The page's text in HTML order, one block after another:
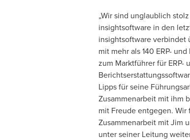
„Wir sind unglaublich
insightsoftware in den
insightsoftware
mit mehr als 140 ERP-
zum Marktführer für ERP-
Lippsfür seine
Zusammenarbeit mit ihm
mit Freude entgegen. Wir
Zusammenarbeit mit Jim
unter seiner Leitung